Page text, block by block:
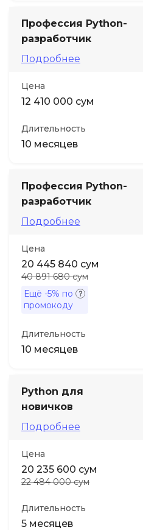
Профессия Python-
разработчик
Подробнее
Цена
12 410 000 сум
Длительность
10 месяцев
Профессия Python-
разработчик
Подробнее
Цена
20 445 840 сум
40 891 680 сум
Ещё -5% по
промокоду
Длительность
10 месяцев
Python для
новичков
Подробнее
Цена
20 235 600 сум
22 484 000 сум
Длительность
5 месяцев